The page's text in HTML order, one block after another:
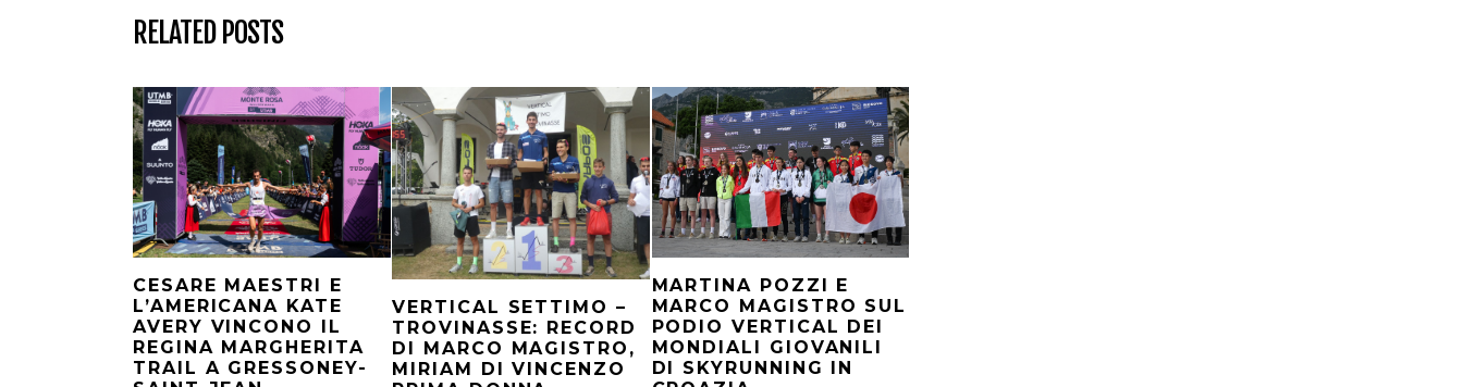
RELATED POSTS
CESARE MAESTRI E
L’AMERICANA KATE
AVERY VINCONO IL
REGINA MARGHERITA
TRAIL A GRESSONEY-
VERTICAL SETTIMO –
TROVINASSE: RECORD
DI MARCO MAGISTRO,
MIRIAM DI VINCENZO
MARTINA POZZI E
MARCO MAGISTRO SUL
PODIO VERTICAL DEI
MONDIALI GIOVANILI
DI SKYRUNNING IN